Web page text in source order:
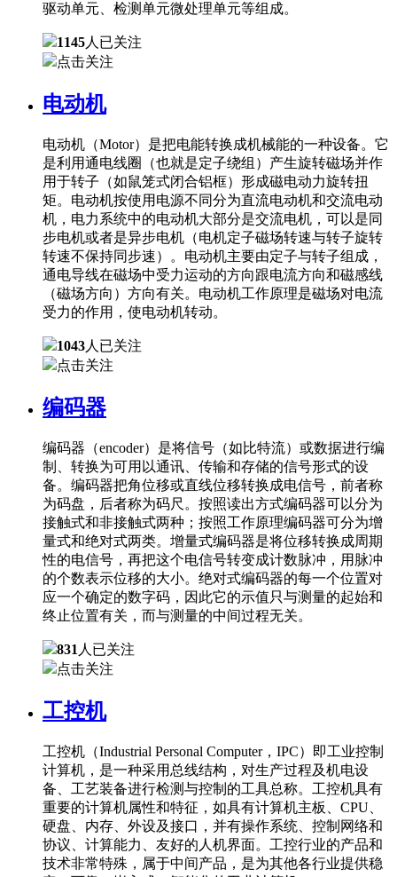
驱动单元、检测单元微处理单元等组成。
1145人已关注
点击关注
电动机
电动机（Motor）是把电能转换成机械能的一种设备。它
是利用通电线圈（也就是定子绕组）产生旋转磁场并作
用于转子（如鼠笼式闭合铝框）形成磁电动力旋转扭
矩。电动机按使用电源不同分为直流电动机和交流电动
机，电力系统中的电动机大部分是交流电机，可以是同
步电机或者是异步电机（电机定子磁场转速与转子旋转
转速不保持同步速）。电动机主要由定子与转子组成，
通电导线在磁场中受力运动的方向跟电流方向和磁感线
（磁场方向）方向有关。电动机工作原理是磁场对电流
受力的作用，使电动机转动。
1043人已关注
点击关注
编码器
编码器（encoder）是将信号（如比特流）或数据进行编
制、转换为可用以通讯、传输和存储的信号形式的设
备。编码器把角位移或直线位移转换成电信号，前者称
为码盘，后者称为码尺。按照读出方式编码器可以分为
接触式和非接触式两种；按照工作原理编码器可分为增
量式和绝对式两类。增量式编码器是将位移转换成周期
性的电信号，再把这个电信号转变成计数脉冲，用脉冲
的个数表示位移的大小。绝对式编码器的每一个位置对
应一个确定的数字码，因此它的示值只与测量的起始和
终止位置有关，而与测量的中间过程无关。
831 人已关注
点击关注
工控机
工控机（Industrial Personal Computer，IPC）即工业控制
计算机，是一种采用总线结构，对生产过程及机电设
备、工艺装备进行检测与控制的工具总称。工控机具有
重要的计算机属性和特征，如具有计算机主板、CPU、
硬盘、内存、外设及接口，并有操作系统、控制网络和
协议、计算能力、友好的人机界面。工控行业的产品和
技术非常特殊，属于中间产品，是为其他各行业提供稳